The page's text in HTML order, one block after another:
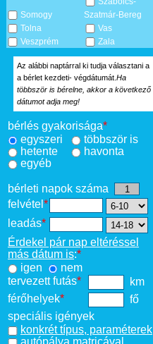
Somogy
Szatmár-Bereg
Tolna
Vas
Veszprém
Zala
Az alábbi naptárral ki tudja választani a
a bérlet kezdeti- végdátumát. Ha
többször is bérelne, akkor a következő
dátumot adja meg!
bérlés gyakorisága*
egyszeri
többször is
hetente
havonta
egyéb
bérleti napok száma
felvétel *
leadás*
Érdekel pár nap eltéréssel
más dátum is:*
igen
nem
tervezett futás*
km
férőhelyek*
fő
speciális igények
konkrét típus, paraméterek